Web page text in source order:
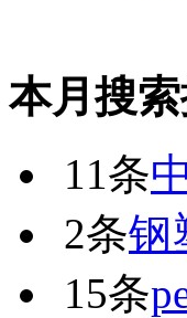
本月搜
11条
2条钢
15条